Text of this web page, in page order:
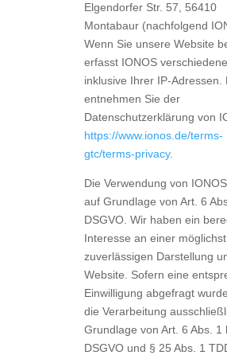
Elgendorfer Str. 57, 56410
Montabaur (nachfolgend
Wenn Sie unsere Website
erfasst IONOS
inklusive Ihrer IP-Adressen.
entnehmen Sie der
Datenschutzerklärung von
https://www.ionos.de/terms-
gtc/terms-privacy.
Die Verwendung von
auf Grundlage von Art. 6
DSGVO. Wir haben ein
Interesse an einer möglichst
zuverlässigen Darstellung
Website. Sofern eine
Einwilligung abgefragt
die Verarbeitung
Grundlage von Art. 6 Abs. 1
DSGVO und § 25 Abs. 1